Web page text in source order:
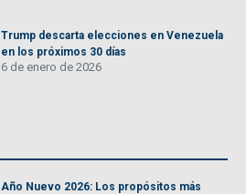
Trump descarta elecciones en Venezuela
en los próximos 30 días
6 de enero de 2026
Año Nuevo 2026: Los propósitos más